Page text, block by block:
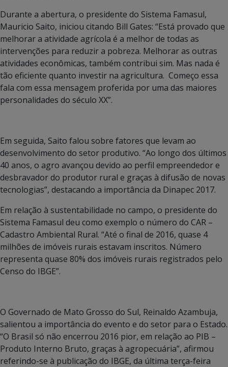
Durante a abertura, o presidente do Sistema Famasul,
Mauricio Saito, iniciou citando Bill Gates: “Está provado que
melhorar a atividade agrícola é a melhor de todas as
intervenções para reduzir a pobreza. Melhorar as outras
atividades econômicas, também contribui sim. Mas nada é
tão eficiente quanto investir na agricultura. Começo essa
fala com essa mensagem proferida por uma das maiores
personalidades do século XX”.
Em seguida, Saito falou sobre fatores que levam ao
desenvolvimento do setor produtivo. “Ao longo dos últimos
40 anos, o agro avançou devido ao perfil empreendedor e
desbravador do produtor rural e graças à difusão de novas
tecnologias”, destacando a importância da Dinapec 2017.
Em relação à sustentabilidade no campo, o presidente do
Sistema Famasul deu como exemplo o número do CAR –
Cadastro Ambiental Rural. “Até o final de 2016, quase 4
milhões de imóveis rurais estavam inscritos. Número
representa quase 80% dos imóveis rurais registrados pelo
Censo do IBGE”.
O Governado de Mato Grosso do Sul, Reinaldo Azambuja,
salientou a importância do evento e do setor para o Estado.
“O Brasil só não encerrou 2016 pior, em relação ao PIB –
Produto Interno Bruto, graças à agropecuária”, afirmou
referindo-se à publicação do IBGE, da última terça-feira